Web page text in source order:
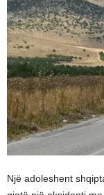
Një adoleshent